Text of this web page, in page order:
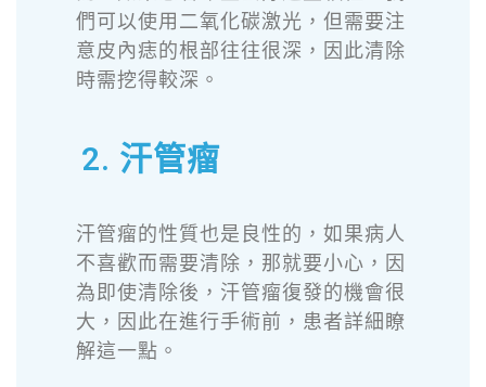
們可以使用二氧化碳激光，但需要注
意皮內痣的根部往往很深，因此清除
時需挖得較深。
2. 汗管瘤
汗管瘤的性質也是良性的，如果病人
不喜歡而需要清除，那就要小心，因
為即使清除後，汗管瘤復發的機會很
大，因此在進行手術前，患者詳細瞭
解這一點。